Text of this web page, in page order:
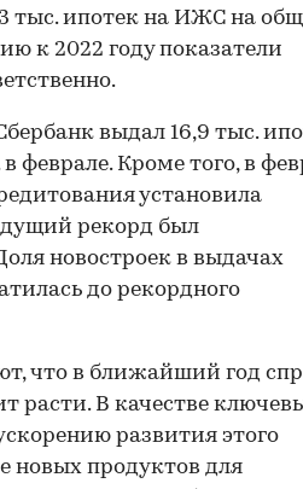
тыс. ипотек на ИЖС на
к 2022 году показатели
выдал 16,9 тыс.
феврале. Кроме того, в
установила
рекорд был
новостроек в выдачах
до рекордного
что в ближайший год
расти. В качестве
развития этого
новых продуктов для